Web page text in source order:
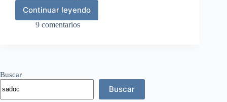
Continuar leyendo
Genealogía
de
9 comentarios
Buscar
Buscar